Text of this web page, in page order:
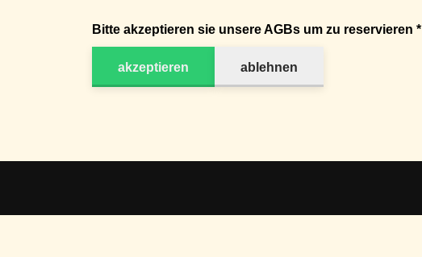
Bitte akzeptieren sie unsere AGBs um zu reservieren *
akzeptieren ablehnen